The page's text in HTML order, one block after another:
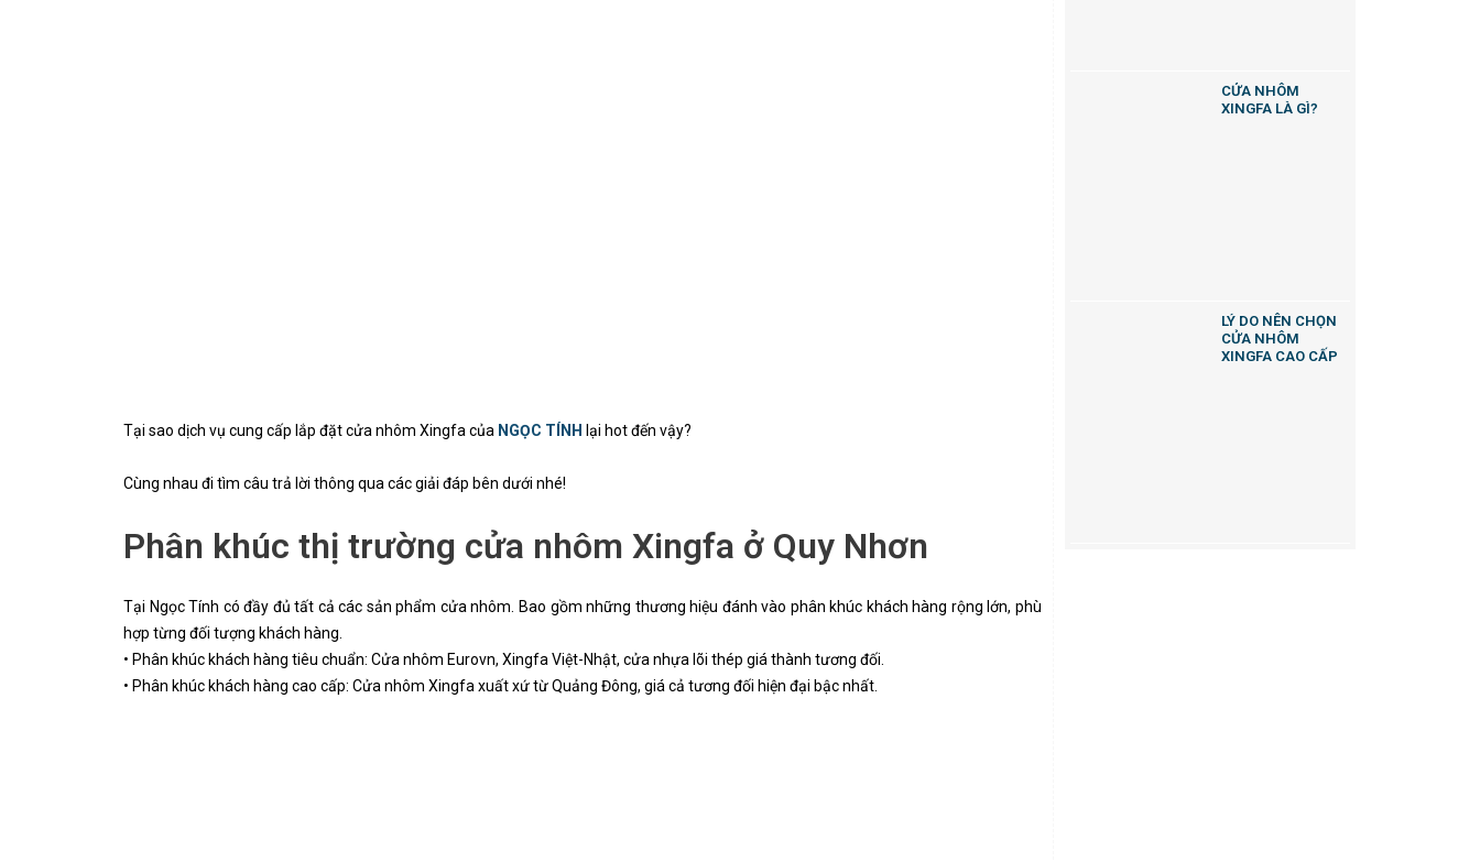
Tại sao dịch vụ cung cấp lắp đặt cửa nhôm Xingfa của NGỌC TÍNH lại hot đến vậy?
Cùng nhau đi tìm câu trả lời thông qua các giải đáp bên dưới nhé!
Phân khúc thị trường cửa nhôm Xingfa ở Quy Nhơn
Tại Ngọc Tính có đầy đủ tất cả các sản phẩm cửa nhôm. Bao gồm những thương hiệu đánh vào phân khúc khách hàng rộng lớn, phù
hợp từng đối tượng khách hàng.
• Phân khúc khách hàng tiêu chuẩn: Cửa nhôm Eurovn, Xingfa Việt-Nhật, cửa nhựa lõi thép giá thành tương đối.
• Phân khúc khách hàng cao cấp: Cửa nhôm Xingfa xuất xứ từ Quảng Đông, giá cả tương đối hiện đại bậc nhất.
CỬA NHÔM
XINGFA LÀ GÌ?
LÝ DO NÊN CHỌN
CỬA NHÔM
XINGFA CAO CẤP